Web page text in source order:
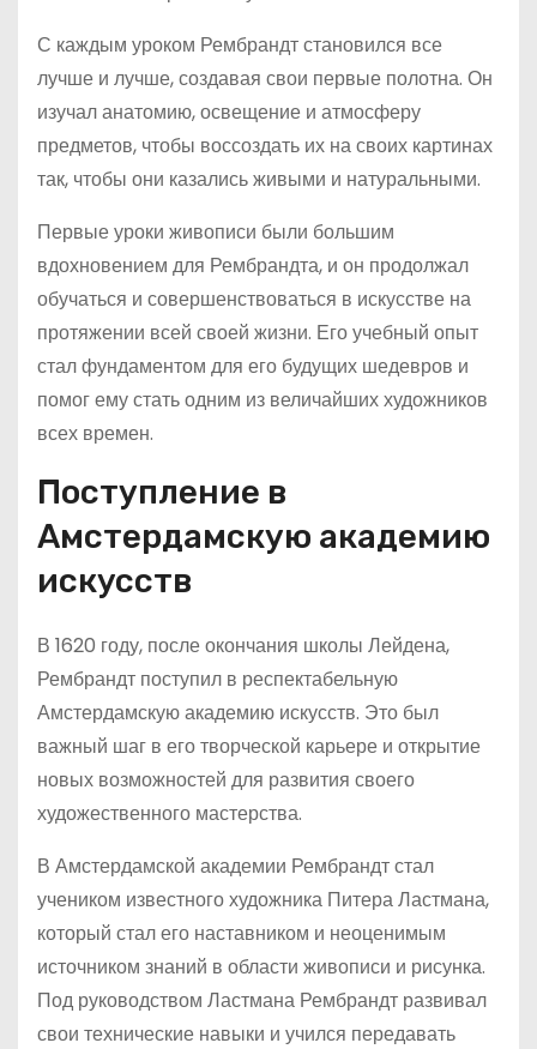
С каждым уроком Рембрандт становился все
лучше и лучше, создавая свои первые полотна. Он
изучал анатомию, освещение и атмосферу
предметов, чтобы воссоздать их на своих картинах
так, чтобы они казались живыми и натуральными.
Первые уроки живописи были большим
вдохновением для Рембрандта, и он продолжал
обучаться и совершенствоваться в искусстве на
протяжении всей своей жизни. Его учебный опыт
стал фундаментом для его будущих шедевров и
помог ему стать одним из величайших художников
всех времен.
Поступление в
Амстердамскую академию
искусств
В 1620 году, после окончания школы Лейдена,
Рембрандт поступил в респектабельную
Амстердамскую академию искусств. Это был
важный шаг в его творческой карьере и открытие
новых возможностей для развития своего
художественного мастерства.
В Амстердамской академии Рембрандт стал
учеником известного художника Питера Ластмана,
который стал его наставником и неоценимым
источником знаний в области живописи и рисунка.
Под руководством Ластмана Рембрандт развивал
свои технические навыки и учился передавать